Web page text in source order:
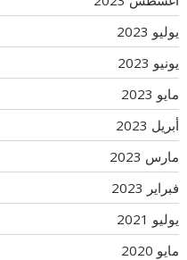
يوليو 2023
يونيو 2023
مايو 2023
أبريل 2023
مارس 2023
فبراير 2023
يوليو 2021
مايو 2020